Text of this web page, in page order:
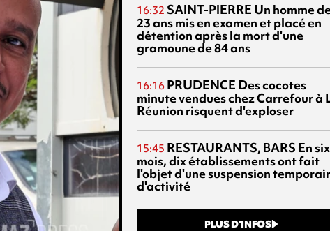
16:32 SAINT-PIERRE Un homme
23 ans mis en examen et placé en
détention après la mort d'une
gramoune de 84 ans
16:16 PRUDENCE Des cocotes
minute vendues chez Carrefour à
Réunion risquent d'exploser
15:45 RESTAURANTS, BARS En six
mois, dix établissements ont fait
l'objet d'une suspension
d'activité
PLUS D’INFOS